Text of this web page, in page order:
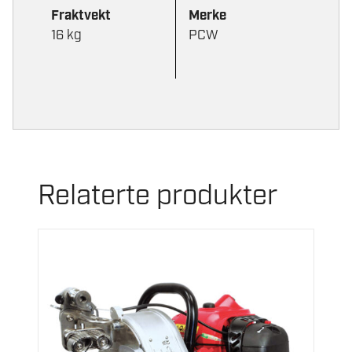
Fraktvekt
16 kg
Merke
PCW
Relaterte produkter